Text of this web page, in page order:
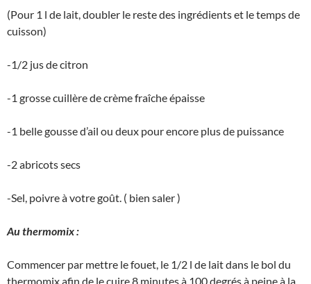
(Pour 1 l de lait, doubler le reste des ingrédients et le temps de
cuisson)
-1/2 jus de citron
-1 grosse cuillère de crème fraîche épaisse
-1 belle gousse d’ail ou deux pour encore plus de puissance
-2 abricots secs
-Sel, poivre à votre goût. ( bien saler )
Au thermomix :
Commencer par mettre le fouet, le 1/2 l de lait dans le bol du
thermomix afin de le cuire 8 minutes à 100 degrés à peine à la